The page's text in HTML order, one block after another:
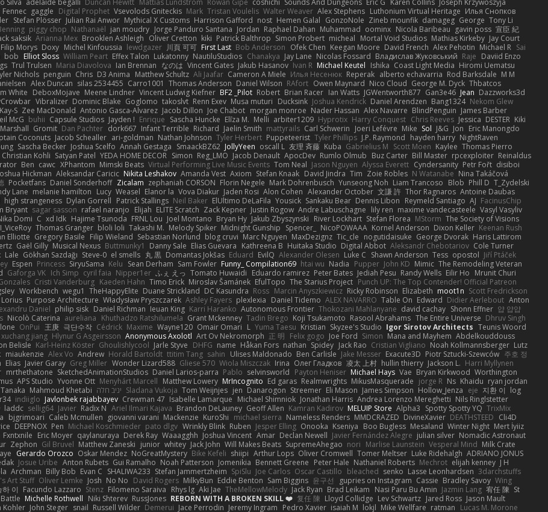
Silva adelaide begalli Duncan Hewitt Mattias Lundstrom Rowan Gipe coshichi Sounds And Dungeons Eric G Karen Collins Joseph Krzywoszyja
Fennec gaggle Digital Prophet Vsevolods Gniteckis Mark Tristan Voulelis Walter Weaver Alex Stephens Luthonium Virtual Heritage Илья Снопков
Stefan Plösser Julian Rai Anwor Mythical X Customs Harrison Gafford nost Hemen Galal GonzoNole Zineb mounfik damageg George Tony Li
piggy chop Nathanaël jan moudry Jorge Panduro Santana Jordan Raphael Dahan Muhammad oominx Nicola Baribeau gavin poss 宣臣 紀
saksik Arianna Mex Brooklen Ashleigh Oliver Cretton kiki Patrick Balthrop Simon Probert micheal Mortal Void Studios Mathias Kirkeby Jay Court
Filip Morys Doxy Michel Kinfoussia lewdgazer 川頁 可可 First Last Bob Anderson Ofek Chen Keegan Moore David French Alex Pehotin Michael R Sai
bob Elliot Sloss William Peart Effex Talon Lukatonny NautiluStudios Chanakya Jay Lane Nicolas Fossard Владислав Жуковський Raje Daviid Enzo
Trul Trulsen Maria Diavolova Ian Brennan なのは Vincent Gates Jakub Hasanov Ivan R Michael Keutel Ishika Coast Light Media Hiromi Uematsu
Nichols penguin Chris D3 Anima Matthew Schultz Ali Jaafar Cameron A Miele Илья Несенюк Reperak alberto echavarria Rod Barksdale M M
Alex Duncan silas 2534455 Carro1001 Thomas Anderson Daniel Wilson RAfort Owen Maynard Nico Cloud George M. Dyck Thbatcos
White DeboxMojave Meene Lindner Vincent Ludwig Kiefner BF2 _Pilot Robert Brian Racer Ian Watts JGWentworth877 Gan3e46 Jean Dazzworks3d
Vibralizer Dominic Blake Goglomo takoslvt Renn Exev Musa muturi Ducksink Joshua Kendrick Daniel Arendzen Bang1324 Nekom Glew
Kay-S Zee MacDonald Antonio Gasca-Alvarez Jacob Dillon Joe Chabot morgan monroe Nader Hassan Alex Navarre BlindPenguin James Barber
McG buhii Capsule Studios Jayden ! Enrique Sascha Huncke Elīza M. Melli arbiter1209 Hyprotix Harry Conquest Chris Reeves Jessica DESTER Kiki
Gromit Dan Pachter dork667 Infant Terrible Richard Jaelin Smith mattyrails Carl Schwerin Joeri Lefévre Mike Sol J&G Jon Eric Manongdo
Coconuts Jacob Schealler ari-goldman Nathan Johnson Tyler Herbert Puppeteerist Tyler Phillips J.P. Raymond hayden harry NightRaven
Sascha Becker Joshua Scelfo Annah Gestaga SmaackBZ62 JollyYeen oscall L 友理 斉藤 Kuba Gabrielius M Scott Moen Kaylee Thomas Pierro
Christian Kohli Satyan Patel YEDA HOME DECOR Simon Reg_LMO Jacob Denault ApocDev Rumlo Olmub Buz Carter Bill Master rpcexploiter Reinaldus
Ben cawc XPhantom Mimski Beats Virtual Performing Live Music Events Tom Neal Jason Nguyen Alyssa Everett Cyndersanity Petr Fořt disiboi
Hickman Aleksandar Caricic Nikita Leshakov Amanda Vest Axiom Stefan Knaak David Jindra Tim Zoie Robles N Watanabe Nina Takáčová
Pocketfans Daniel Sonderhoff Zicalam zephaniah CORSON Florin Negele Mark Dohrenbusch Yunseong Noh Liam Trancoso Blob Phill D T_Zydelski
Lane melanie hamilton Lucy Weasel Elanor la Vova Diakur Jaden Rosi Alon Cohen Alexander October 文謙 許 Thor Ragnaros Antoine Daubas
high strangeness Dylan Gorrell Patrick Stallings Neil Baker ElUltimo DeLaFila Yousick Sankaku Bear Dennis Libon Reymeld Santiago AJ FacinusChip
Bryant sagar sasson rafael naranjo Elijah ELITE Scratch Zack Kepner Justin Rogow Andre Labuschagne lily ren maxime vandecasteele Vasyl Vasyliv
Domi C xd Idk Hajime Tsunoda FRNL Lou Joel Montano Bryan Hy Jakub Zbyszynski River Lockhart Stefan Florea MStorm The Society of Visions
I_ViceRoy Thomas Granger bloli loli Takashi M. Melody Spiker Midnight Gunship Spencer_ NicoPOWAAA Kornel Anderson Dixon Keller Keenan Rush
Elliotte Gregory Basile Filip Wieland Sebastian Norlund blog cruvi Marc Nguyen MaxDezignz Tic_cle nogutidaisuke George Dvorak Haris Lattirom
Gaël Gilly Musical Nexus Buttmunky1 Danny Sale Elias Guevara Kathreena B Huitaka Studio Digital Abbot Aleksandr Chebotariov Cole Turner
Lale Gökhan Sazdağı Steve-0 el smells 丸 黒 Domantas Jokšas Eduard EvilQ Alexander Olesen Luke C Shawn Anderson Tess opostol Jiří Ptáček
Espen Princess SiryuSama Kelu Sean Derham Sam Fowler Funny_ Compilation69 htai wu Nadia Pupper John KD Mimic The Remodeling Veteran
Gaforga VK Ich Simp cyril faia Nipper1er ふぇ えっ Tomato Huwaidi Eduardo ramirez Peter Bates Jediah Pesu Randy Wells Eilir Ho Mrunit Churi
Cristi Vanderburg Kaeden Hahn Timo Erick Miroslav Šamánek EfulTopo The Starius Project Punch UP: The Top Contender! Official Patreon
Workbench wegu1 TheHappyElite Duane Strickland DC Kasundra Ross Marcin Anyszkiewicz Ricky Robinson Elizabeth moot1n Scott Fredrickson
Purpose Architecture Władysław Pryszczarek Ashley Fayers plexlexia Daniel Tidemo ALEX NAVARRO Table On Edward Didier Aerlebout Anton
Daniel philip sisk Daniel Richman Ieuan King Karri Haranko Autonomous Frontier Thokozani Mahlanyane david cachay Shonn Effner 얍 얍얍
Nicolò Caterina aureliana Khuthadzo Ratshilumela Grant Mckenney Tadin Brego Koji Tsukamoto Rasool Abrahams The Entire Universe Dhruv Singh
OnPui 王庚 극단수작 Cédrick Maxime Wayne120 Omair Omari L Yuma Taesu Kristian Skyzee's Studio Igor Sirotov Architects Teunis Woord
xuchang jiang Hlynur G Asgeirsson Anonymous Axolotl Art Ov Nekromorph 正 明 Felix gogo Joe Ford Simon Mana and Mayhem Abdelkouddouss
Belisle Karl-Heinz Köster Ghoulishlycool Jarle Styve DHFG name Håkan Fors nathan Spidey Jack Rao Cristian Vigliano Noah Kollmannsberger Lutz
miaukenzie Alex Vo Andrew Horald Bartoldt ttitim Tang sahin Ulises Maldonado Ben Carlisle Jake Messer Exacute3D Piotr Sztucki-Szewców 주호 정
Elias Javier Garay Greg Miller Wonder Lizard588 Gliese 570 Wiola Miszczak Irina Олег Гладков 凌太 上村 hullin thierry Jackson L. Harri Myllynen
mrthethatone SketchedAnimationStudios Daniel Larios-parra Pablo selvinsworld Payton Heniser Michael Hays Vae Bryan Kirkwood Worthington
APS Studio Yvonne Ott Menyhárt Marcell Matthew Lowery MrIncognito Ed garas Realmwrights MikusMasquerade jorge R Ns Khaidu ryan jordan
Mahmoud Khetabi יניב חלה Sladana Vukoja Tom Weijnjes jen Danarogon Streemer Eli Mason James Simpson Hollow_Jenza eje 지환 이 log
indiiglo Javlonbek rajabbayev Crewman 47 Isabelle Lamarque Michael Shimniok Jonathan Harris Andrea Lorenzo Mereghetti Nils Ringlstetter
laddc sellig64 Javier Radix N Ariel Ilmari Kajava Brandon DeLauney Geoff Allen Kamran Kadirov MELUIP Store Alpha3 Spotty Spotty YQ TrixMix
bjgrimoari Caleb Mcmullen giovanni varani Mackenzie KuroShi michael sierra Nameless Renders MMDCRAZED DivineXavier DEATHSTEED Cli4D
DEEPNOX Pen Michael Koschmieder pato dlgv Wrinkly Blink Ruben Jesper Elling Onooka Kseniya Boo Bugless Mesaland Winter Night Mert İyiiz
Fxntxnile Eric Moyer qaylanuraya Derek Ray Waaagghh Joshua Vincent Amar Declan Newell Javier Fernández Alegre julian silver Nomadic Astronaut
Zephon Gil Bruvel Matthew Zaneski junior whitey Jack John Will Makes Beats SupremeAhegao nori Marlise Launstein Vesperal Mind Milk Crate
Gerardo Orozco Oskar Mendez NoGreatMystery Bike Kefeli shiipi Arthur Lops Oliver Cromwell Tomer Meltser Luke Ridehalgh ADRIANO JONUS
Josue Uribe Anton Rubets Gui Ramalho Noah Patterson Jomenikia Bennett Greene Peter Hale Nathaniel Roberts Mechrot elijah kenney J H
Archman Billy Bob Evan C SHALIWA233 Stefan Jammertzheim SpiSlu Joe Carlos Oscar Castillo bleached senko Lasse Leonhardsen 3darchstuffs
Art Stuff Oliver Lemke Josh No No David Rogers MilkyBun Eddie Benton Sam Biggins 윤구선 gupries on Instagram Cassie Bradley Savoy Wing
하 이 Facundo Lazzaro Stenz Filomeno Saraiva Rhys lg Aki Jae TheMellowMelody Jack Ryan Brad Leikam Nasi Paru Bu Amin Jazmin Lang 宥任 陳 St
Michelle Rothwell Niki Shterev RussJones REBORN WITH A BROKEN SKILL ❤️ 复任 陳 Lloyd Collidge Lev Schwartz Jared Ross Jason Mault
Kohler John Steger snail Russell Wilder Demerui Jace Perrodin Jeremy Ingram Pedro Xavier isaiah M lokjl Mike Wellfare ratman Lucas M. Morone